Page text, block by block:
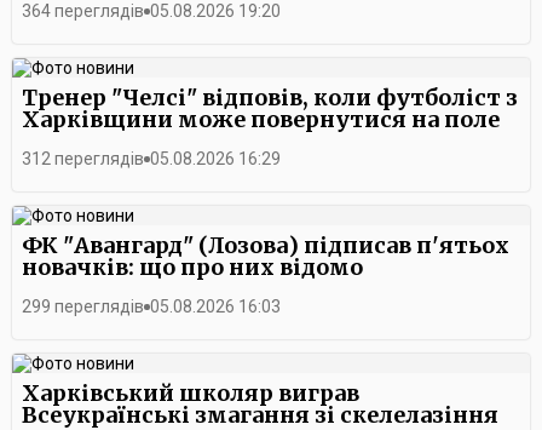
364 переглядів 05.08.2026 19:20
Тренер "Челсі" відповів, коли футболіст з
Харківщини може повернутися на поле
312 переглядів 05.08.2026 16:29
ФК "Авангард" (Лозова) підписав п'ятьох
новачків: що про них відомо
299 переглядів 05.08.2026 16:03
Харківський школяр виграв
Всеукраїнські змагання зі скелелазіння